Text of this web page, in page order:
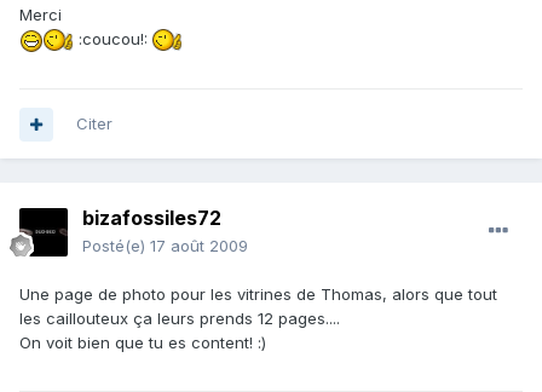
Merci
:coucou!:
Citer
bizafossiles72
Posté(e) 17 août 2009
Une page de photo pour les vitrines de Thomas, alors que tout
les caillouteux ça leurs prends 12 pages....
On voit bien que tu es content! :)